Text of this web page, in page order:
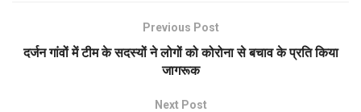
Previous Post
दर्जन गांवों में टीम के सदस्यों ने लोगों को कोरोना से बचाव के प्रति किया
जागरूक
Next Post